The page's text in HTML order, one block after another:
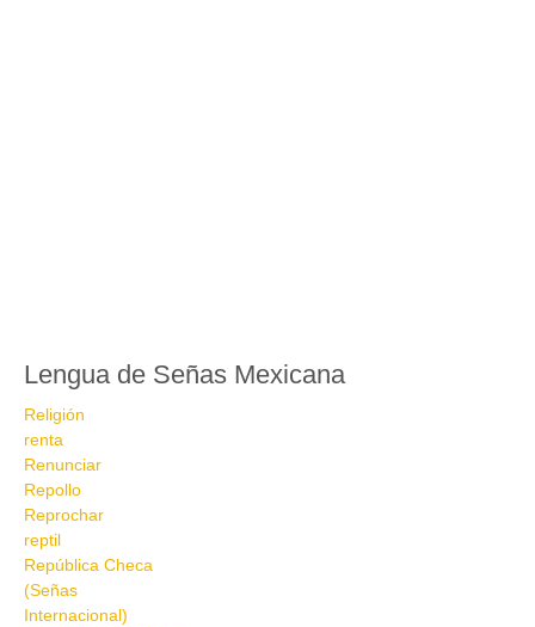
Lengua de Señas Mexicana
Religión
renta
Renunciar
Repollo
Reprochar
reptil
República Checa
(Señas
Internacional)